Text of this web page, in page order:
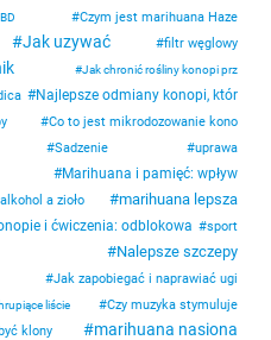
Czym jest marihuana Haze
Jak uzywać
filtr węglowy
Jak chronić rośliny konopi prz
Najlepsze odmiany konopi, któr
Co to jest mikrodozowanie kono
Sadzenie uprawa
Marihuana i pamięć: wpływ
alkohol a zioło marihuana lepsza
i ćwiczenia: odblokowa
sport
Nalepsze szczepy
Jak zapobiegać i naprawiać ugi
liście
Czy muzyka stymuluje
klony marihuana nasiona